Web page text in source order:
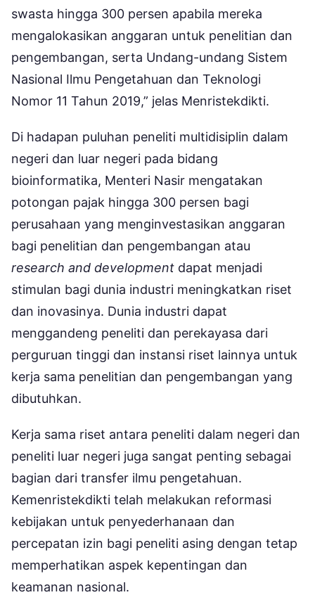
swasta hingga 300 persen apabila mereka
mengalokasikan anggaran untuk penelitian dan
pengembangan, serta Undang-undang Sistem
Nasional Ilmu Pengetahuan dan Teknologi
Nomor 11 Tahun 2019,” jelas Menristekdikti.
Di hadapan puluhan peneliti multidisiplin dalam
negeri dan luar negeri pada bidang
bioinformatika, Menteri Nasir mengatakan
potongan pajak hingga 300 persen bagi
perusahaan yang menginvestasikan anggaran
bagi penelitian dan pengembangan atau
research and development dapat menjadi
stimulan bagi dunia industri meningkatkan riset
dan inovasinya. Dunia industri dapat
menggandeng peneliti dan perekayasa dari
perguruan tinggi dan instansi riset lainnya untuk
kerja sama penelitian dan pengembangan yang
dibutuhkan.
Kerja sama riset antara peneliti dalam negeri dan
peneliti luar negeri juga sangat penting sebagai
bagian dari transfer ilmu pengetahuan.
Kemenristekdikti telah melakukan reformasi
kebijakan untuk penyederhanaan dan
percepatan izin bagi peneliti asing dengan tetap
memperhatikan aspek kepentingan dan
keamanan nasional.